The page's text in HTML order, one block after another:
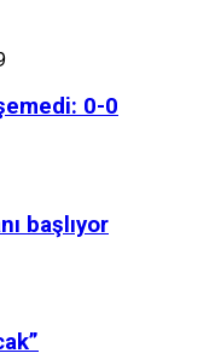
0-0
başlıyor